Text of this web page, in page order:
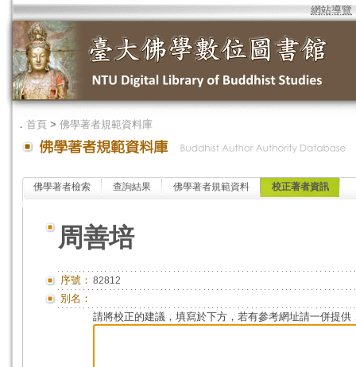
網站導覽
． 首頁 > 佛學著者規範資料庫
佛學著者檢索 查詢結果 佛學著者規範資料 校正著者資訊
周善培
序號： 82812
別名：
請將校正的建議，填寫於下方，若有參考網址請一併提供